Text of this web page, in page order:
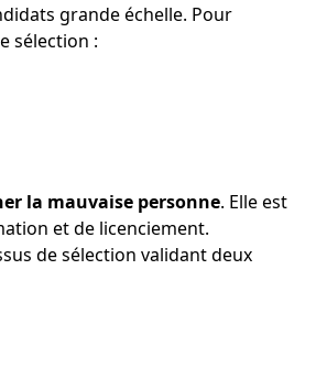
grande échelle. Pour
sélection :
la mauvaise personne. Elle est
et de licenciement.
de sélection validant deux